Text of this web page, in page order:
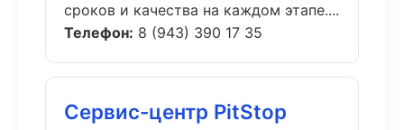
сроков и качества на каждом этапе....
Телефон: 8 (943) 390 17 35
Сервис-центр PitStop